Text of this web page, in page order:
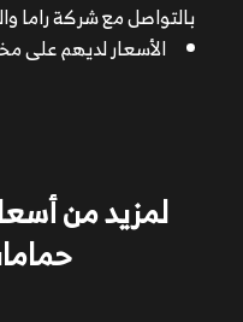
بالتواصل مع شركة
الأسعار لديهم على
لمزيد من